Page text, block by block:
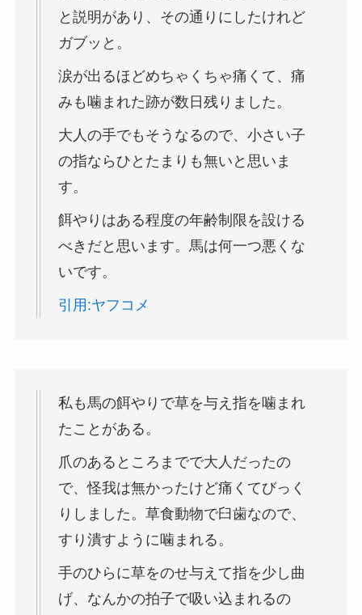
と説明があり、その通りにしたけれど
ガブッと。
涙が出るほどめちゃくちゃ痛くて、痛
みも噛まれた跡が数日残りました。
大人の手でもそうなるので、小さい子
の指ならひとたまりも無いと思いま
す。
餌やりはある程度の年齢制限を設ける
べきだと思います。馬は何一つ悪くな
いです。
引用:ヤフコメ
私も馬の餌やりで草を与え指を噛まれ
たことがある。
爪のあるところまでで大人だったの
で、怪我は無かったけど痛くてびっく
りしました。草食動物で臼歯なので、
すり潰すように噛まれる。
手のひらに草をのせ与えて指を少し曲
げ、なんかの拍子で吸い込まれるの